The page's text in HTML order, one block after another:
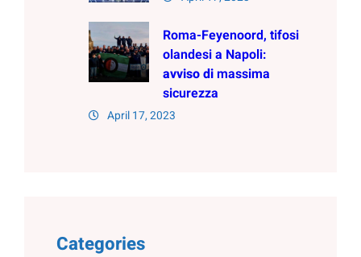
Roma-Feyenoord, tifosi
olandesi a Napoli:
avvisodimassima
sicurezza
April 17, 2023
Categories